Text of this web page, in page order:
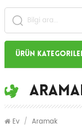
Ürün
Ev / Aramak